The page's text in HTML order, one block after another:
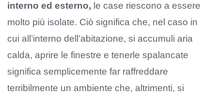
interno ed esterno, le case riescono a essere
molto più isolate. Ciò significa che, nel caso in
cui all’interno dell’abitazione, si accumuli aria
calda, aprire le finestre e tenerle spalancate
significa semplicemente far raffreddare
terribilmente un ambiente che, altrimenti, si